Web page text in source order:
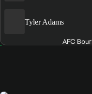
Tyler Adams
AFC